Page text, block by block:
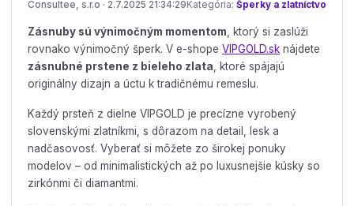
Consultee, s.r.o · 2.7.2025 21:34:29 Kategória: Šperky a zlatníctvo
Zásnuby sú výnimočným momentom , ktorý si zaslúži
rovnako výnimočný šperk. V e-shope VIPGOLD.sk nájdete
zásnubné prstene z bieleho zlata , ktoré spájajú
originálny dizajn a úctu k tradičnému remeslu.
Každý prsteň z dielne VIPGOLD je precízne vyrobený
slovenskými zlatníkmi, s dôrazom na detail, lesk a
nadčasovosť. Vyberať si môžete zo širokej ponuky
modelov – od minimalistických až po luxusnejšie kúsky so
zirkónmi či diamantmi.